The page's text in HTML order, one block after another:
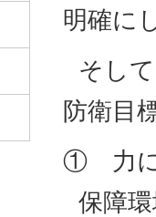
明確に
そし
防衛目
① 力に
保障